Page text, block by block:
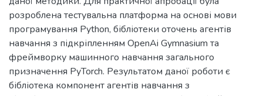
розроблена тестувальна платформа на основі мови
програмування Python, бібліотеки оточень агентів
навчання з підкріпленням OpenAi Gymnasium та
фреймворку машинного навчання загального
призначення PyTorch. Результатом даної роботи є
бібліотека компонент агентів навчання з